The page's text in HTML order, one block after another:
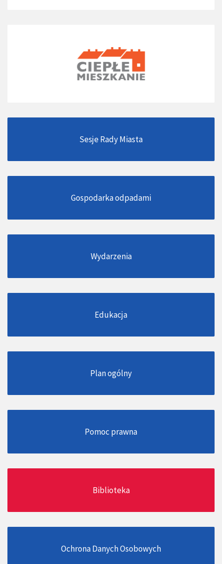
Sesje Rady Miasta
Gospodarka odpadami
Wydarzenia
Edukacja
Plan ogólny
Pomoc prawna
Biblioteka
Ochrona Danych Osobowych